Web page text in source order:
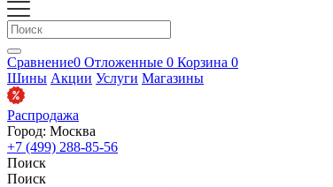
Сравнение0 Отложенные 0 Корзина 0
Шины Акции Услуги Магазины
Распродажа
Город: Москва
+7 (499) 288-85-56
Поиск
Поиск